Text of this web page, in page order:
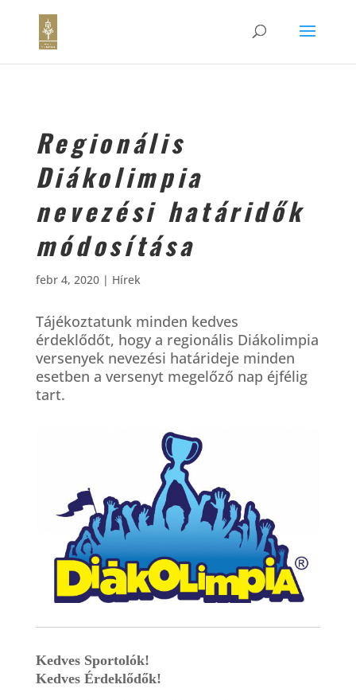
Regionális
Diákolimpia
nevezési határidők
módosítása
febr 4, 2020| Hírek
Tájékoztatunk minden kedves
érdeklődőt, hogy a regionális Diákolimpia
versenyek nevezési határideje minden
esetben a versenyt megelőző nap éjfélig
tart.
Kedves Sportolók!
Kedves Érdeklődők!